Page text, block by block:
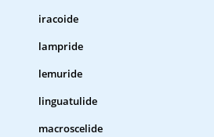
iracoide
lampride
lemuride
linguatulide
macroscelide